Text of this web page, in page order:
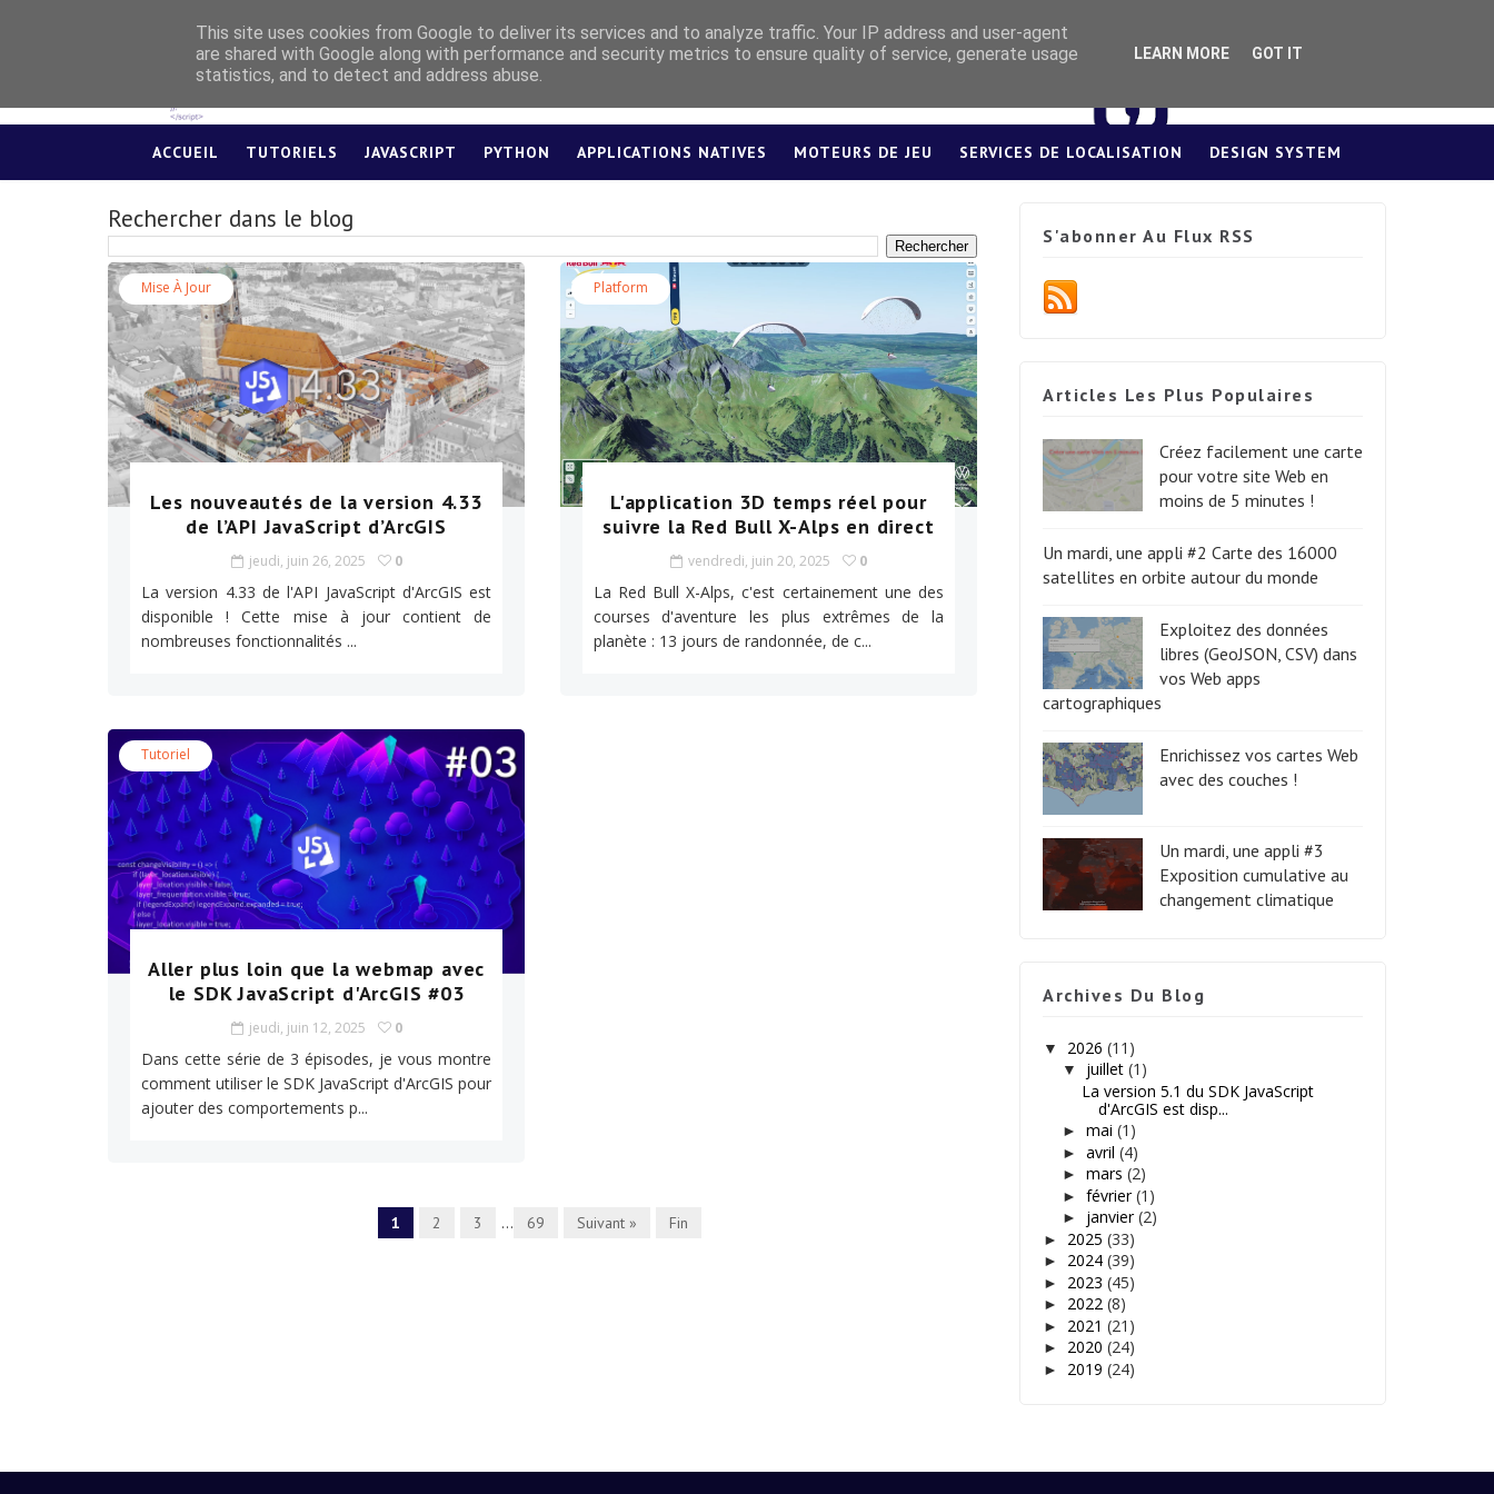
ACCUEIL TUTORIELS JAVASCRIPT PYTHON APPLICATIONS NATIVES MOTEURS DE JEU SERVICES DE LOCALISATION DESIGN SYSTEM
Rechercher dans le blog
Mise À Jour
Les nouveautés de la version 4.33
de l’API JavaScript d’ArcGIS
jeudi, juin 26, 2025 0
La version 4.33 de l'API JavaScript d'ArcGIS est
disponible ! Cette mise à jour contient de
nombreuses fonctionnalités ...
Platform
L'application 3D temps réel pour
suivre la Red Bull X-Alps en direct
vendredi, juin 20, 2025 0
La Red Bull X-Alps, c'est certainement une des
courses d'aventure les plus extrêmes de la
planète : 13 jours de randonnée, de c...
Tutoriel
Aller plus loin que la webmap avec
le SDK JavaScript d'ArcGIS #03
jeudi, juin 12, 2025 0
Dans cette série de 3 épisodes, je vous montre
comment utiliser le SDK JavaScript d'ArcGIS pour
ajouter des comportements p...
1 2 3 ... 69 Suivant » Fin
S'abonner Au Flux RSS
Articles Les Plus Populaires
Créez facilement une carte
pour votre site Web en
moins de 5 minutes !
Un mardi, une appli #2 Carte des 16000
satellites en orbite autour du monde
Exploitez des données
libres (GeoJSON, CSV) dans
vos Web apps
cartographiques
Enrichissez vos cartes Web
avec des couches !
Un mardi, une appli #3
Exposition cumulative au
changement climatique
Archives Du Blog
▼ 2026 (11)
▼ juillet (1)
La version 5.1 du SDK JavaScript
d'ArcGIS est disp...
► mai (1)
► avril (4)
► mars (2)
► février(1)
► janvier(2)
► 2025 (33)
► 2024 (39)
► 2023 (45)
► 2022 (8)
► 2021 (21)
► 2020 (24)
► 2019 (24)
This site uses cookies from Google to deliver its services and to analyze traffic. Your IP address and user-agent
are shared with Google along with performance and security metrics to ensure quality of service, generate usage
statistics, and to detect and address abuse.
LEARN MORE GOT IT